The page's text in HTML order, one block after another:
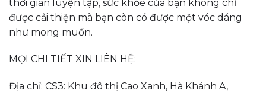
thời gian luyện tập, sức khỏe của bạn không chỉ
được cải thiện mà bạn còn có được một vóc dáng
như mong muốn.
MỌI CHI TIẾT XIN LIÊN HỆ:
Địa chỉ: CS3: Khu đô thị Cao Xanh, Hà Khánh A,